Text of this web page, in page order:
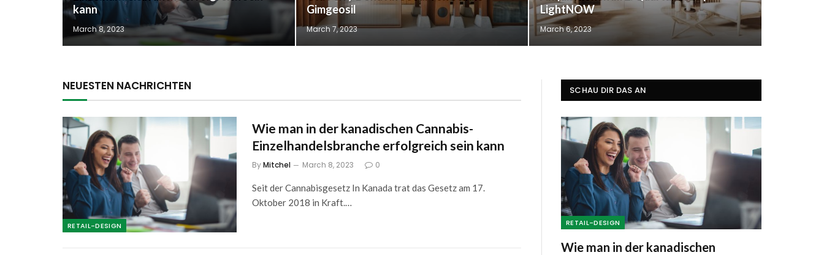
kann
March 8, 2023
Gimgeosil
March 7, 2023
LightNOW
March 6, 2023
NEUESTEN NACHRICHTEN
RETAIL-DESIGN
Wie man in der kanadischen Cannabis-
Einzelhandelsbranche erfolgreich sein kann
ByMitchel March 8, 2023 0
Seit der Cannabisgesetz In Kanada trat das Gesetz am 17.
Oktober 2018 in Kraft.…
SCHAU DIR DAS AN
RETAIL-DESIGN
Wie man in der kanadischen